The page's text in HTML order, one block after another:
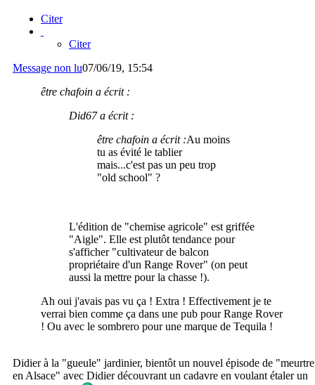
Citer
Citer
Message non lu07/06/19, 15:54
être chafoin a écrit :
Did67 a écrit :
être chafoin a écrit :Au moins
tu as évité le tablier
mais...c'est pas un peu trop
"old school" ?
L'édition de "chemise agricole" est griffée
"Aigle". Elle est plutôt tendance pour
s'afficher "cultivateur de balcon
propriétaire d'un Range Rover" (on peut
aussi la mettre pour la chasse !).
Ah oui j'avais pas vu ça ! Extra ! Effectivement je te
verrai bien comme ça dans une pub pour Range Rover
! Ou avec le sombrero pour une marque de Tequila !
Didier à la "gueule" jardinier, bientôt un nouvel épisode de "meurtre
en Alsace" avec Didier découvrant un cadavre en voulant étaler un